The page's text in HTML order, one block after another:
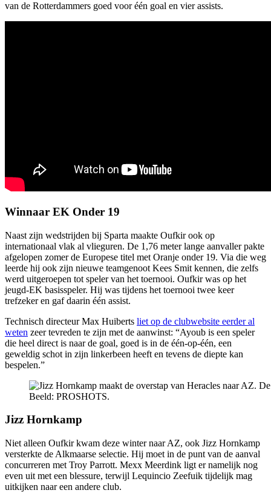
van de Rotterdammers goed voor één goal en vier assists.
Winnaar EK Onder 19
Naast zijn wedstrijden bij Sparta maakte Oufkir ook op
internationaal vlak al vlieguren. De 1,76 meter lange aanvaller pakte
afgelopen zomer de Europese titel met Oranje onder 19. Via die weg
leerde hij ook zijn nieuwe teamgenoot Kees Smit kennen, die zelfs
werd uitgeroepen tot speler van het toernooi. Oufkir was op het
jeugd-EK basisspeler. Hij was tijdens het toernooi twee keer
trefzeker en gaf daarin één assist.
Technisch directeur Max Huiberts liet op de clubwebsite eerder al
weten zeer tevreden te zijn met de aanwinst: “Ayoub is een speler
die heel direct is naar de goal, goed is in de één-op-één, een
geweldig schot in zijn linkerbeen heeft en tevens de diepte kan
bespelen.”
Beeld: PROSHOTS.
Jizz Hornkamp
Niet alleen Oufkir kwam deze winter naar AZ, ook Jizz Hornkamp
versterkte de Alkmaarse selectie. Hij moet in de punt van de aanval
concurreren met Troy Parrott. Mexx Meerdink ligt er namelijk nog
even uit met een blessure, terwijl Lequincio Zeefuik tijdelijk mag
uitkijken naar een andere club.